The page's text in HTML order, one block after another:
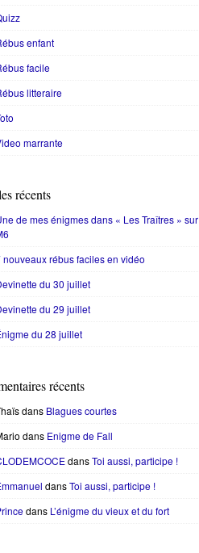
enfant
facile
litteraire
marrante
récents
de mes énigmes dans « Les Traîtres » sur
nouveaux rébus faciles en vidéo
du 30 juillet
du 29 juillet
du 28 juillet
récents
dans Blagues courtes
dans Enigme de Fall
dansToi aussi, participe !
dansToi aussi, participe !
dans L’énigme du vieux et du fort